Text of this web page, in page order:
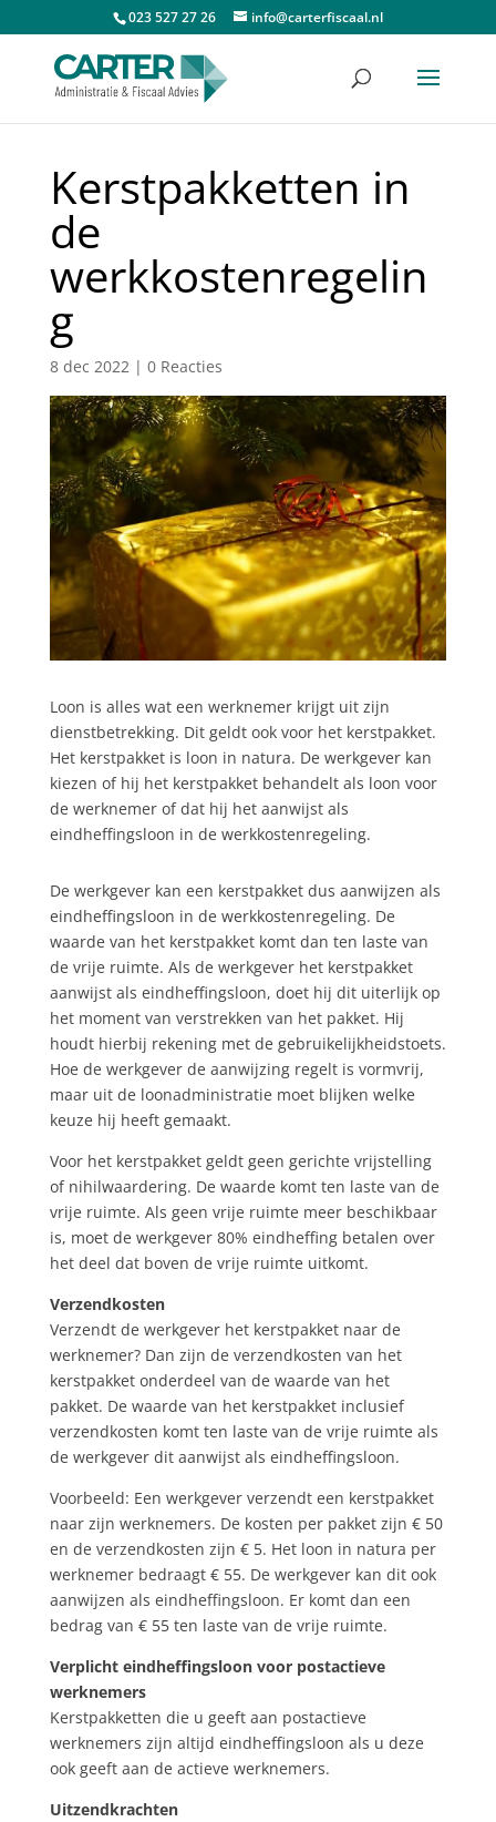
023 527 27 26 info@carterfiscaal.nl
Kerstpakketten in
de
werkkostenregelin
g
8 dec 2022| 0 Reacties
Loon is alles wat een werknemer krijgt uit zijn
dienstbetrekking. Dit geldt ook voor het kerstpakket.
Het kerstpakket is loon in natura. De werkgever kan
kiezen of hij het kerstpakket behandelt als loon voor
de werknemer of dat hij het aanwijst als
eindheffingsloon in de werkkostenregeling.
De werkgever kan een kerstpakket dus aanwijzen als
eindheffingsloon in de werkkostenregeling. De
waarde van het kerstpakket komt dan ten laste van
de vrije ruimte. Als de werkgever het kerstpakket
aanwijst als eindheffingsloon, doet hij dit uiterlijk op
het moment van verstrekken van het pakket. Hij
houdt hierbij rekening met de gebruikelijkheidstoets.
Hoe de werkgever de aanwijzing regelt is vormvrij,
maar uit de loonadministratie moet blijken welke
keuze hij heeft gemaakt.
Voor het kerstpakket geldt geen gerichte vrijstelling
of nihilwaardering. De waarde komt ten laste van de
vrije ruimte. Als geen vrije ruimte meer beschikbaar
is, moet de werkgever 80% eindheffing betalen over
het deel dat boven de vrije ruimte uitkomt.
Verzendkosten
Verzendt de werkgever het kerstpakket naar de
werknemer? Dan zijn de verzendkosten van het
kerstpakket onderdeel van de waarde van het
pakket. De waarde van het kerstpakket inclusief
verzendkosten komt ten laste van de vrije ruimte als
de werkgever dit aanwijst als eindheffingsloon.
Voorbeeld: Een werkgever verzendt een kerstpakket
naar zijn werknemers. De kosten per pakket zijn € 50
en de verzendkosten zijn € 5. Het loon in natura per
werknemer bedraagt € 55. De werkgever kan dit ook
aanwijzen als eindheffingsloon. Er komt dan een
bedrag van € 55 ten laste van de vrije ruimte.
Verplicht eindheffingsloon voor postactieve
werknemers
Kerstpakketten die u geeft aan postactieve
werknemers zijn altijd eindheffingsloon als u deze
ook geeft aan de actieve werknemers.
Uitzendkrachten